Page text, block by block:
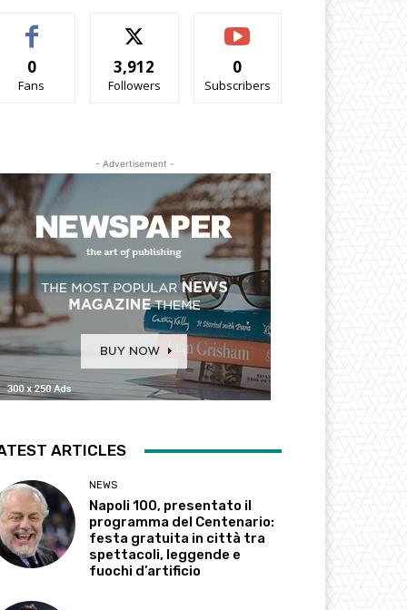
0
Fans
3,912
Followers
0
Subscribers
- Advertisement -
ARTICLES
NEWS
Napoli 100, presentato il
programma del Centenario:
festa gratuita in città tra
spettacoli, leggende e
fuochi d’artificio